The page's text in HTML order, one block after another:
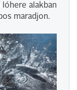
alakban
maradjon.